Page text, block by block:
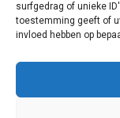
surfgedrag of unieke
toestemming geeft of
invloed hebben op